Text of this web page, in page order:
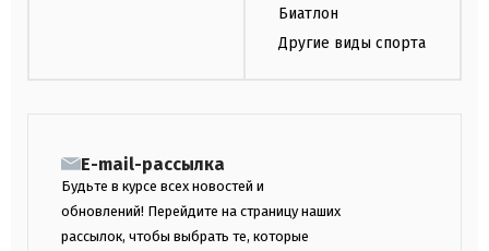
Биатлон
Другие виды спорта
E-mail-рассылка
Будьте в курсе всех новостей и
обновлений! Перейдите на страницу наших
рассылок, чтобы выбрать те, которые